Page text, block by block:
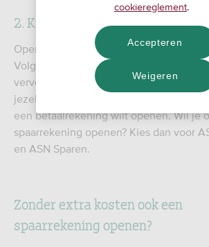
2. Kies het product dat je wilt
Open de ASN-app en kies voor Nieuwe
Volg de stappen en kies bij producten
vervolgens voor wie je een rekening
jezelf of samen. Kies de ASN
een betaalrekening wilt openen. Wil je
spaarrekening openen? Kies dan voor
en ASN Sparen.
Zonder extra kosten ook een
spaarrekening openen?
cookiereglement.
Weigeren
Accepteren